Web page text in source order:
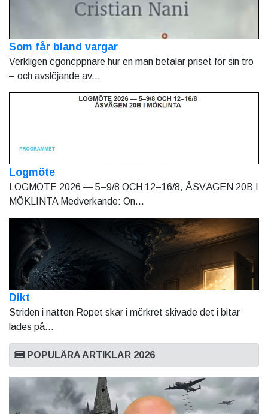
Som får bland vargar
Verkligen ögonöppnare hur en man betalar priset för sin tro
– och avslöjande av...
Logmöte
LOGMÖTE 2026 — 5–9/8 OCH 12–16/8, ÅSVÄGEN 20B I
MÖKLINTA Medverkande: On...
Dikt
Striden i natten Ropet skar i mörkret skivade det i bitar
lades på...
POPULÄRA ARTIKLAR 2026